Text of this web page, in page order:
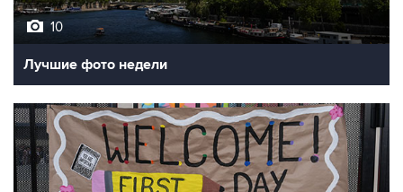
10
Лучшие фото недели